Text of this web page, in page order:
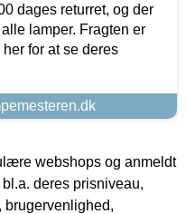
dages returret, og der
lamper. Fragten er
for at se deres
webshops og anmeldt
deres prisniveau,
brugervenlighed,